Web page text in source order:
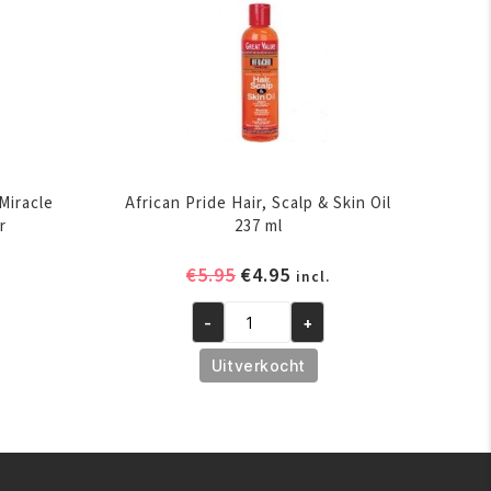
African Pride Hair, Scalp & Skin Oil
237 ml
€5.95 Oorspronkelijke
was:
€5.95.
€4.95 Huidige
prijs
is:
€4.95.
incl.
African
Pride
Hair,
- +
Uitverkocht